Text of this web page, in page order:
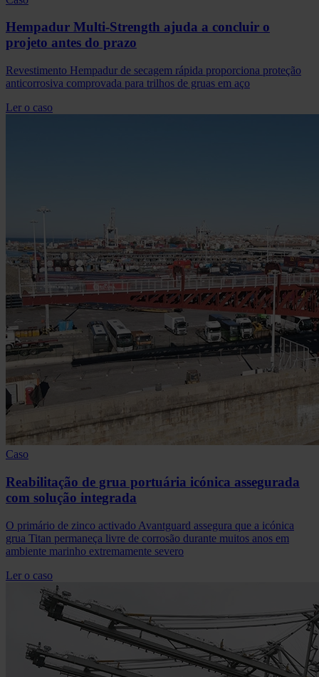
Hempadur Multi-Strength ajuda a concluir o
projeto antes do prazo
Revestimento Hempadur de secagem rápida proporciona proteção
anticorrosiva comprovada para trilhos de gruas em aço
Ler o caso
Caso
Reabilitação de grua portuária icónica assegurada
com solução integrada
O primário de zinco activado Avantguard assegura que a icónica
grua Titan permaneça livre de corrosão durante muitos anos em
ambiente marinho extremamente severo
Ler o caso